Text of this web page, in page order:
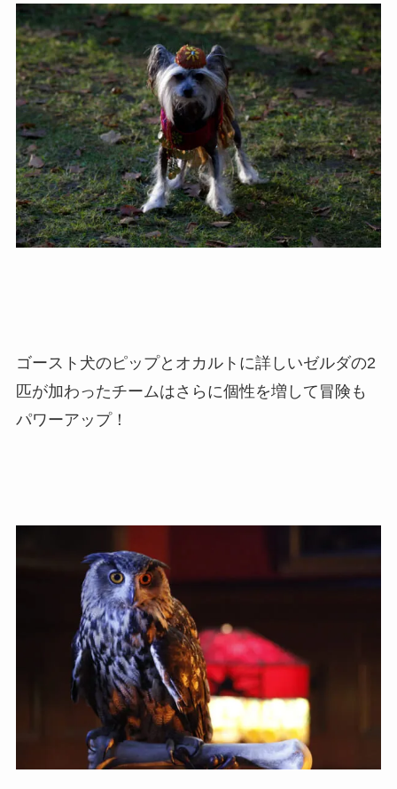
ゴースト犬のピップとオカルトに詳しいゼルダの2
匹が加わったチームはさらに個性を増して冒険も
パワーアップ！